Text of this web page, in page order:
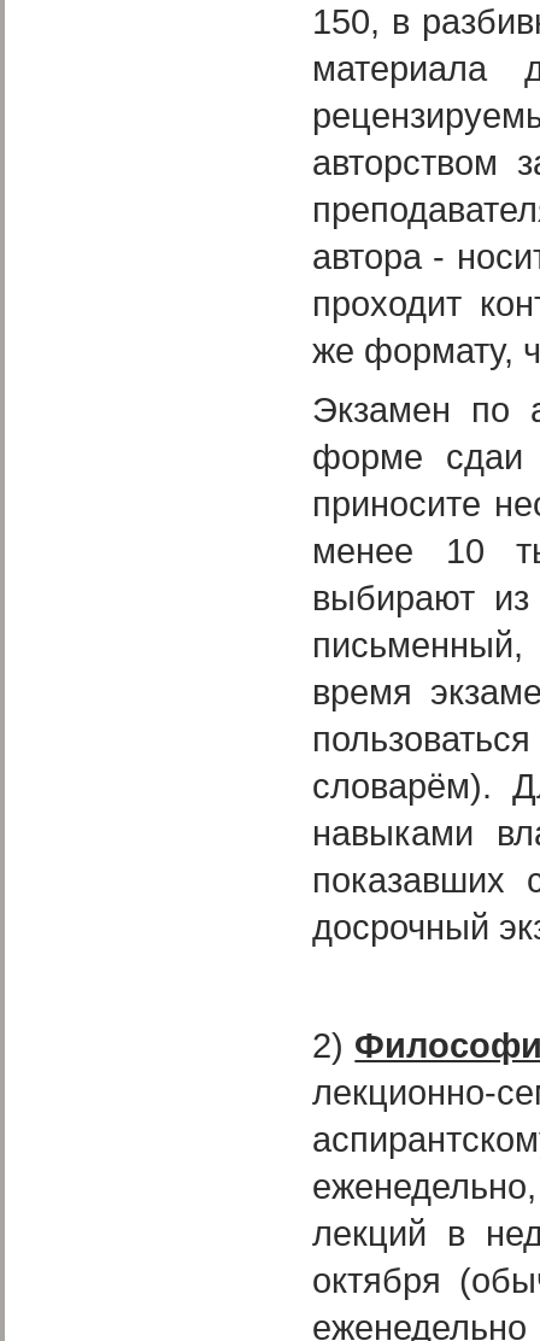
150, в
материала
авторством
автора -
проходит
же формату,
Экзамен по
форме сдаи
приносите
менее 10
выбирают из
время
словарём).
навыками
показавших
досрочный
2)
лекций в
октября